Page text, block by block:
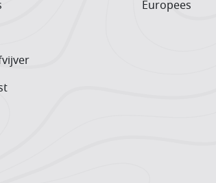
Europees